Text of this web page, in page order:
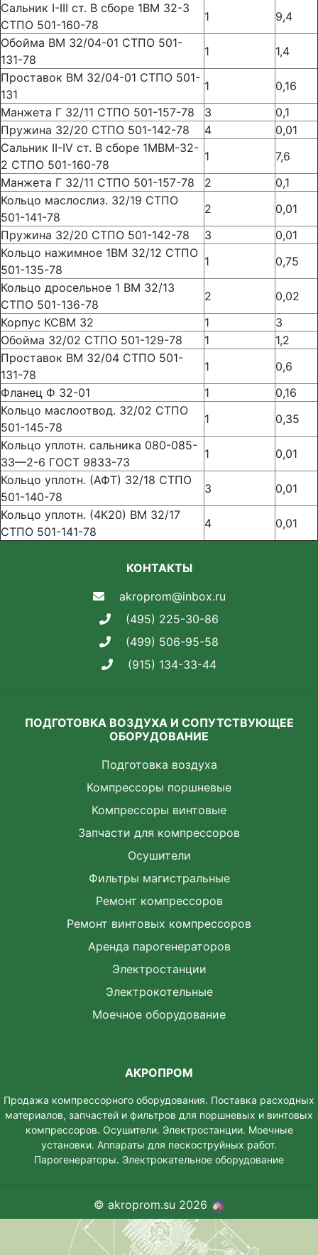
Сальник I-III ст. В сборе 1ВМ 32-3
СТПО 501-160-78
1
9,4
Обойма ВМ 32/04-01 СТПО 501-
131-78
1
1,4
Проставок ВМ 32/04-01 СТПО 501-
131
1
0,16
Манжета Г 32/11 СТПО 501-157-78
3
0,1
Пружина 32/20 СТПО 501-142-78
4
0,01
Сальник II-IV ст. В сборе 1МВМ-32-
2 СТПО 501-160-78
1
7,6
Манжета Г 32/11 СТПО 501-157-78
2
0,1
Кольцо маслослиз. 32/19 СТПО
501-141-78
2
0,01
Пружина 32/20 СТПО 501-142-78
3
0,01
Кольцо нажимное 1ВМ 32/12 СТПО
501-135-78
1
0,75
Кольцо дросельное 1 ВМ 32/13
СТПО 501-136-78
2
0,02
Корпус КСВМ 32
1
3
Обойма 32/02 СТПО 501-129-78
1
1,2
Проставок ВМ 32/04 СТПО 501-
131-78
1
0,6
Фланец Ф 32-01
1
0,16
Кольцо маслоотвод. 32/02 СТПО
501-145-78
1
0,35
Кольцо уплотн. сальника 080-085-
33—2-6 ГОСТ 9833-73
1
0,01
Кольцо уплотн. (АФТ) 32/18 СТПО
501-140-78
3
0,01
Кольцо уплотн. (4К20) ВМ 32/17
СТПО 501-141-78
4 0,01
КОНТАКТЫ
akroprom@inbox.ru
(495) 225-30-86
(499) 506-95-58
(915) 134-33-44
ПОДГОТОВКА ВОЗДУХА И СОПУТСТВУЮЩЕЕ
ОБОРУДОВАНИЕ
Подготовка воздуха
Компрессоры поршневые
Компрессоры винтовые
Запчасти для компрессоров
Осушители
Фильтры магистральные
Ремонт компрессоров
Ремонт винтовых компрессоров
Аренда парогенераторов
Электростанции
Электрокотельные
Моечное оборудование
АКРОПРОМ
Продажа компрессорного оборудования. Поставка расходных
материалов, запчастей и фильтров для поршневых и винтовых
компрессоров. Осушители. Электростанции. Моeчные
установки. Аппараты для пескоструйных работ.
Парогенераторы. Электрокательное оборудование
© akroprom.su 2026